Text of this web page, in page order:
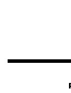
ภูมิใจ” ที่บ่งบอก